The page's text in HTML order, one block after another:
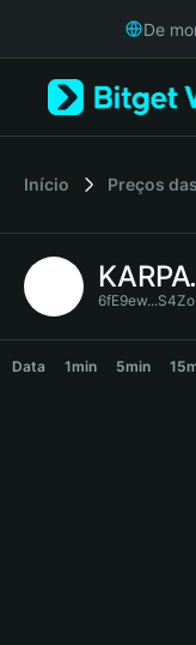
Русский
Italiano
简体中文
繁體中文
Bahasa Indonesia
De
Início Preços
6fE9ew...S4Zo
Data 1min 5min